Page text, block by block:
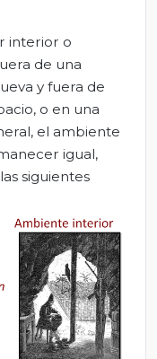
interior o
de una
y fuera de
o en una
el ambiente
igual,
siguientes